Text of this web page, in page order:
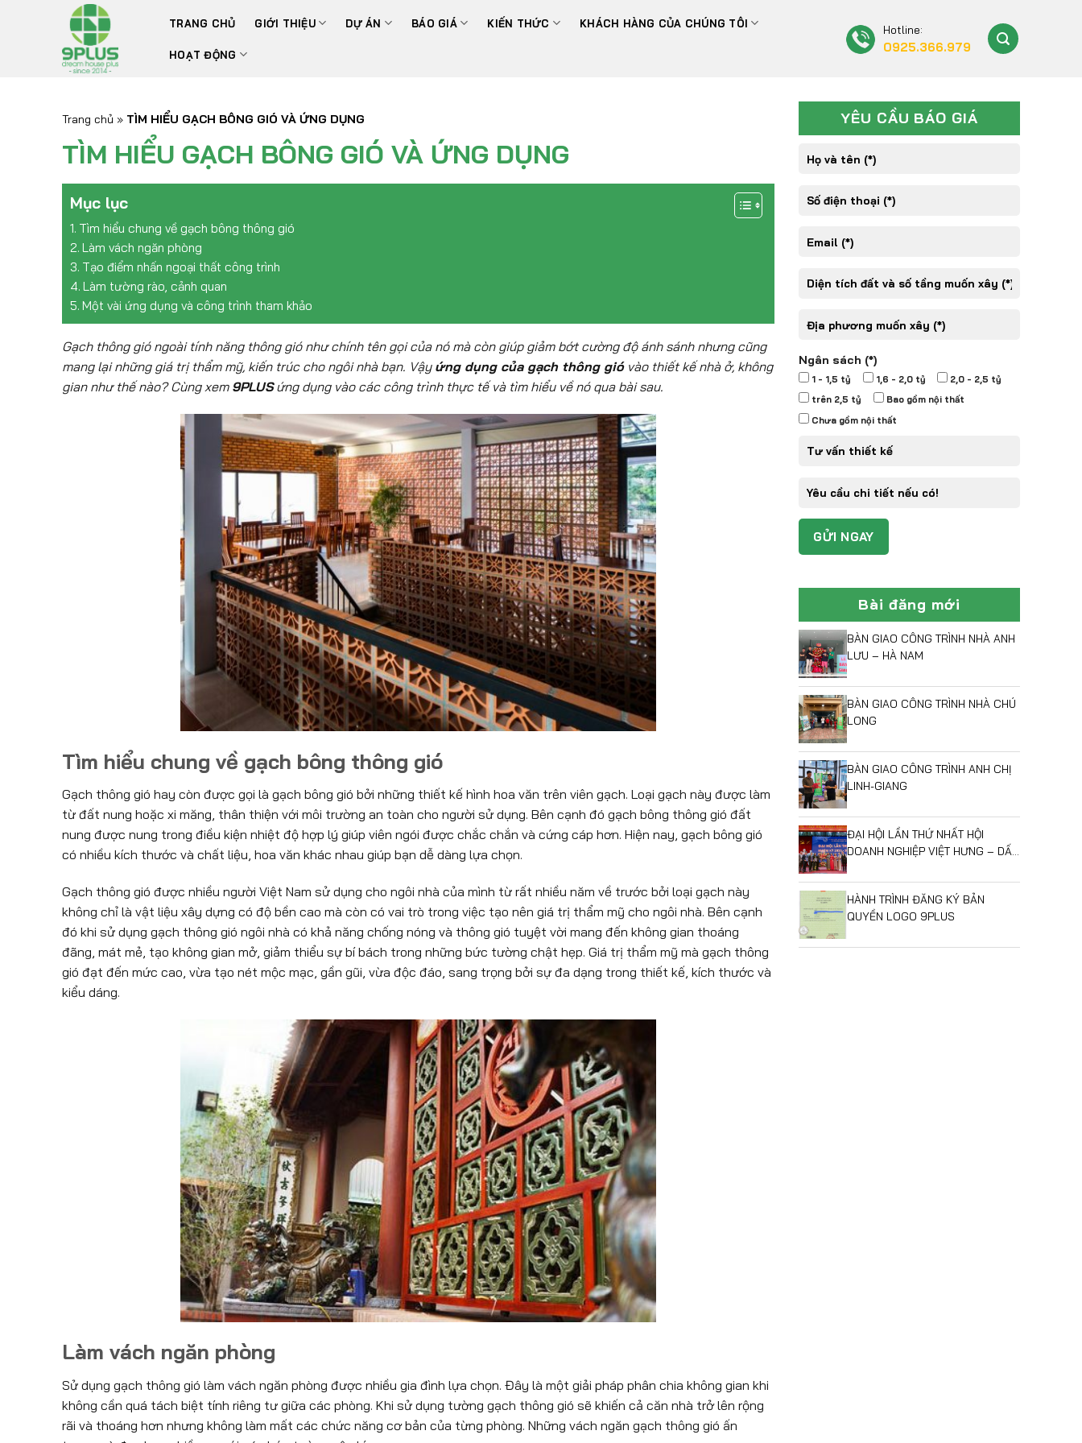
TRANG CHỦ GIỚI THIỆU DỰ ÁN BÁO GIÁ KIẾN THỨC KHÁCH HÀNG CỦA CHÚNG TÔI
HOẠT ĐỘNG
Hotline:
0925.366.979
Trang chủ » TÌM HIỂU GẠCH BÔNG GIÓ VÀ ỨNG DỤNG
TÌM HIỂU GẠCH BÔNG GIÓ VÀ ỨNG DỤNG
Mục lục
Tìm hiểu chung về gạch bông thông gió
Làm vách ngăn phòng
Tạo điểm nhấn ngoại thất công trình
Làm tường rào, cảnh quan
Một vài ứng dụng và công trình tham khảo
Gạch thông gió ngoài tính năng thông gió như chính tên gọi của nó mà còn giúp giảm bớt cường độ ánh sánh nhưng cũng
mang lại những giá trị thẩm mỹ, kiến trúc cho ngôi nhà bạn. Vậy ứng dụng của gạch thông gióvào thiết kế nhà ở, không
gian như thế nào? Cùng xem 9PLUSứng dụng vào các công trình thực tế và tìm hiểu về nó qua bài sau.
Tìm hiểu chung về gạch bông thông gió
Gạch thông gió hay còn được gọi là gạch bông gió bởi những thiết kế hình hoa văn trên viên gạch. Loại gạch này được làm
từ đất nung hoặc xi măng, thân thiện với môi trường an toàn cho người sử dụng. Bên cạnh đó gạch bông thông gió đất
nung được nung trong điều kiện nhiệt độ hợp lý giúp viên ngói được chắc chắn và cứng cáp hơn. Hiện nay, gạch bông gió
có nhiều kích thước và chất liệu, hoa văn khác nhau giúp bạn dễ dàng lựa chọn.
Gạch thông gió được nhiều người Việt Nam sử dụng cho ngôi nhà của mình từ rất nhiều năm về trước bởi loại gạch này
không chỉ là vật liệu xây dựng có độ bền cao mà còn có vai trò trong việc tạo nên giá trị thẩm mỹ cho ngôi nhà. Bên cạnh
đó khi sử dụng gạch thông gió ngôi nhà có khả năng chống nóng và thông gió tuyệt vời mang đến không gian thoáng
đãng, mát mẻ, tạo không gian mở, giảm thiểu sự bí bách trong những bức tường chật hẹp. Giá trị thẩm mỹ mà gạch thông
gió đạt đến mức cao, vừa tạo nét mộc mạc, gần gũi, vừa độc đáo, sang trọng bởi sự đa dạng trong thiết kế, kích thước và
kiểu dáng.
Làm vách ngăn phòng
Sử dụng gạch thông gió làm vách ngăn phòng được nhiều gia đình lựa chọn. Đây là một giải pháp phân chia không gian khi
không cần quá tách biệt tính riêng tư giữa các phòng. Khi sử dụng tường gạch thông gió sẽ khiến cả căn nhà trở lên rộng
rãi và thoáng hơn nhưng không làm mất các chức năng cơ bản của từng phòng. Những vách ngăn gạch thông gió ấn
YÊU CẦU BÁO GIÁ
Ngân sách (*)
1 - 1,5 tỷ 1,6 - 2,0 tỷ
2,0 - 2,5 tỷ
trên 2,5 tỷ
Bao gồm nội thất
Chưa gồm nội thất
Bài đăng mới
BÀN GIAO CÔNG TRÌNH NHÀ ANH
LƯU – HÀ NAM
BÀN GIAO CÔNG TRÌNH NHÀ CHÚ
LONG
BÀN GIAO CÔNG TRÌNH ANH CHỊ
LINH-GIANG
ĐẠI HỘI LẦN THỨ NHẤT HỘI
DOANH NGHIỆP VIỆT HƯNG – DẤU
TRIỂN MỚI
HÀNH TRÌNH ĐĂNG KÝ BẢN
QUYỀN LOGO 9PLUS